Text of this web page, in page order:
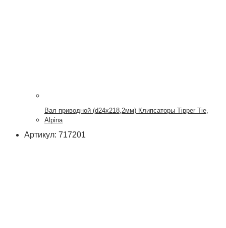
Вал приводной (d24x218,2мм) Клипсаторы Tipper Tie,
Alpina
Артикул: 717201